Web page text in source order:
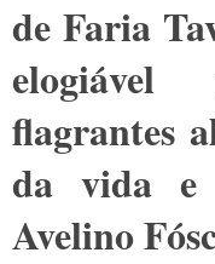
de Faria
elogiável
flagrantes
da vida e
Avelino